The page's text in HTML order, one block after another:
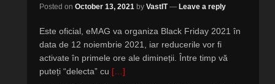
Posted on October 13, 2021 by VastIT — Leave a reply
Este oficial, eMAG va organiza Black Friday 2021 în
data de 12 noiembrie 2021, iar reducerile vor fi
activate în primele ore ale dimineții. Între timp vă
puteți “delecta” cu […]